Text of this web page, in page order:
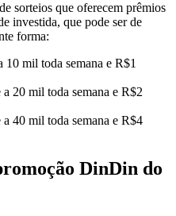
sorteios que oferecem prêmios
investida, que pode ser de
forma:
10 mil toda semana e R$1
20 mil toda semana e R$2
40 mil toda semana e R$4
DinDin do